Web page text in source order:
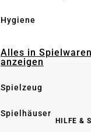
Hygiene
Alles in
anzeigen
Spielzeug
Spielhäuser
HILFE &